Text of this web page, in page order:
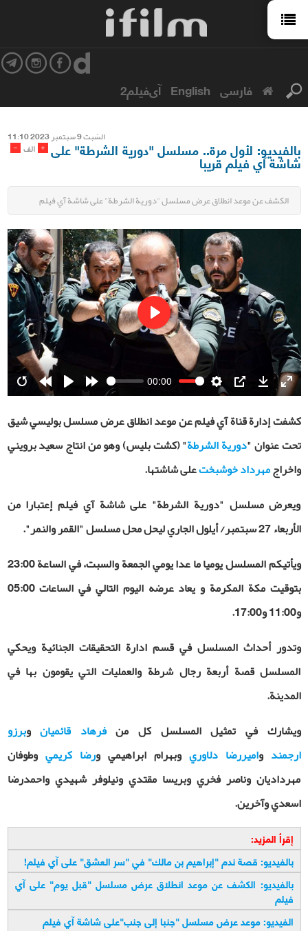
فارسی English آی‌فیلم2
السّبت 9 سبتمبر 2023 11:10
- الف + بالفيديو: لأول مرة.. مسلسل "دورية الشرطة" على
شاشة آي فيلم قريبا
الكشف عن موعد انطلاق عرض مسلسل "دورية الشرطة" على شاشة آي فيلم
RestartRewind Play Forward
00:00
Settings
Download
Play
كشفت إدارة قناة آي فيلم عن موعد انطلاق عرض مسلسل بوليسي شيق
تحت عنوان "دورية الشرطة" (كشت بليس) وهو من انتاج سعيد برويني
واخراجمهرداد خوشبختعلى شاشتها.
ويعرض مسلسل "دورية الشرطة" على شاشة آي فيلم إعتبارا من
الأربعاء 27 سبتمبر/ أيلول الجاري ليحل محل مسلسل "القمر والنمر".
ويأتيكم المسلسل يوميا ما عدا يومي الجمعة والسبت، في الساعة 23:00
بتوقيت مكة المكرمة و يعاد عرضه اليوم التالي في الساعات 05:00
و11:00 و17:00.
وتدور أحداث المسلسل في قسم ادارة التحقيقات الجنائية ويحكي
المسلسل قصة أربعة رجال شرطة والعمليات التي يقومون بها في
المدينة.
ويشارك في تمثيل المسلسل كل منفرهاد قائميانوبرزو
ارجمند واميررضا دلاوري وبهرام ابراهيمي ورضا كريمي وطوفان
مهرداديان وناصر فخري وبريسا مقتدي ونيلوفر شهيدي واحمدرضا
اسعدي وآخرين.
إقرأ المزيد:
بالفيديو: قصة ندم "إبراهيم بن مالك" في "سر العشق" على آي فيلم!
بالفيديو: الكشف عن موعد انطلاق عرض مسلسل "قبل يوم" على آي
فيلم
الفيديو: موعد عرض مسلسل "جنبا إلى جنب"على شاشة آي فيلم